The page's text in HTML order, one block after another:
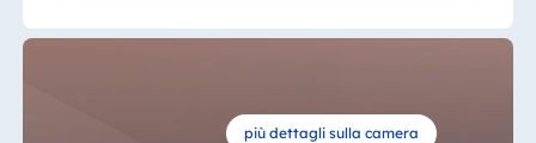
più dettagli sulla camera